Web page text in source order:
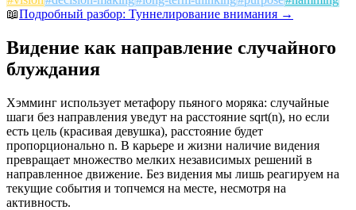
📖Подробный разбор: Туннелирование внимания →
Видение как направление случайного
блуждания
Хэмминг использует метафору пьяного моряка: случайные
шаги без направления уведут на расстояние sqrt(n), но если
есть цель (красивая девушка), расстояние будет
пропорционально n. В карьере и жизни наличие видения
превращает множество мелких независимых решений в
направленное движение. Без видения мы лишь реагируем на
текущие события и топчемся на месте, несмотря на
активность.